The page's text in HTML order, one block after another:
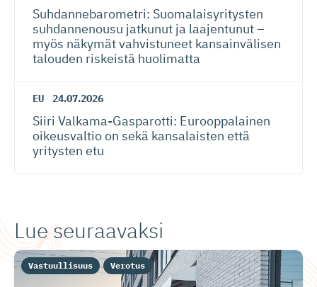
Suhdanneba­ro­metri: Suomalaisy­ri­tysten
suhdannenousu jatkunut ja laajentunut –
myös näkymät vahvistuneet kansainvälisen
talouden riskeistä huolimatta
EU 24.07.2026
Siiri Valkama-Gas­pa­rotti: Eurooppalainen
oikeusvaltio on sekä kansalaisten että
yritysten etu
Lue seuraavaksi
Vastuullisuus Verotus